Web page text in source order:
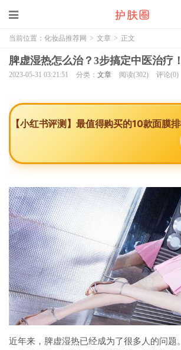
当前位置： 化妆品推荐网 > 文章 > 正文
脾虚湿热怎么治？3步搞定中医治疗！
2023-05-31 03:21:51 分类： 文章 阅读(302) 评论(0)
【小红书评测】最值得购买的10款面膜
近年来，脾虚湿热已经成为了很多人的问题